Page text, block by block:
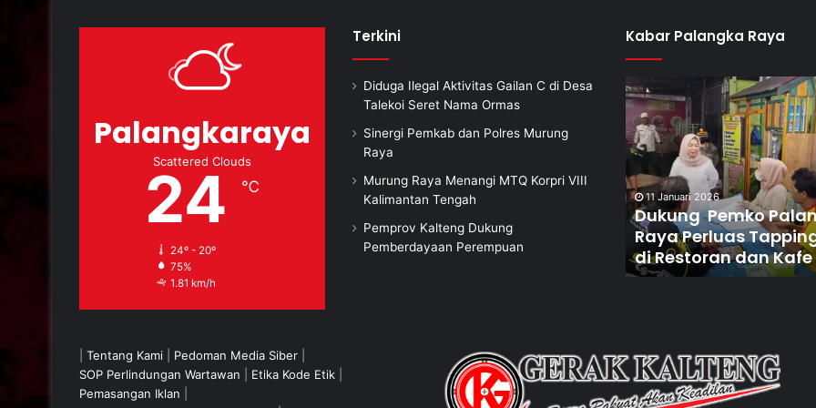
Palangkaraya
Scattered Clouds
24 ℃
24º - 20º
75%
1.81 km/h
Terkini
Diduga Ilegal Aktivitas Gailan C di Desa
Talekoi Seret Nama Ormas
Sinergi Pemkab dan Polres Murung
Raya
Murung Raya Menangi MTQ Korpri VIII
Kalimantan Tengah
Pemprov Kalteng Dukung
Pemberdayaan Perempuan
Kabar Palangka Raya
10 Maret 2026
156 Pelajar Ikuti Seleksi
Palangka Raya
11 Januari 2026
Raya Perluas Tapping Box
di Restoran dan Kafe
8 Januari 2026
Dorong
Terpadu Berantas
Narkoba di Puntun
Tentang Kami Pedoman Media Siber
SOP Perlindungan Wartawan
Etika Kode Etik
Pemasangan Iklan